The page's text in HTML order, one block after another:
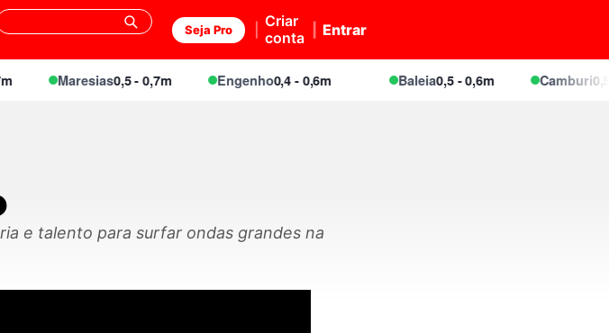
Seja Pro
Criar
conta
Entrar
Maresias0,5 - 0,7m Engenho0,4 - 0,6m Baleia0,5 - 0,6m Camburi0,5 -
e talento para surfar ondas grandes na